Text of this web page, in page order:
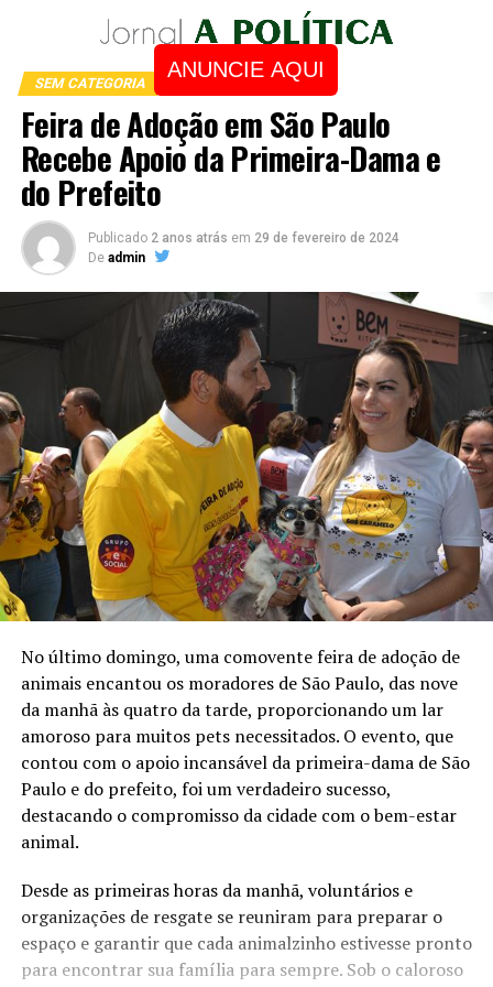
ANUNCIE AQUI
SEM CATEGORIA
Feira de Adoção em São Paulo
Recebe Apoio da Primeira-Dama e
do Prefeito
Publicado 2 anos atrás em 29 de fevereiro de 2024
De admin
No último domingo, uma comovente feira de adoção de
animais encantou os moradores de São Paulo, das nove
da manhã às quatro da tarde, proporcionando um lar
amoroso para muitos pets necessitados. O evento, que
contou com o apoio incansável da primeira-dama de São
Paulo e do prefeito, foi um verdadeiro sucesso,
destacando o compromisso da cidade com o bem-estar
animal.
Desde as primeiras horas da manhã, voluntários e
organizações de resgate se reuniram para preparar o
espaço e garantir que cada animalzinho estivesse pronto
para encontrar sua família para sempre. Sob o caloroso